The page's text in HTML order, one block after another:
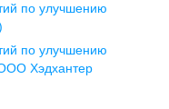
по улучшению
по улучшению
Хэдхантер